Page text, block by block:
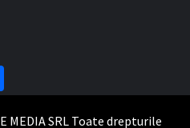
MEDIA SRL Toate drepturile